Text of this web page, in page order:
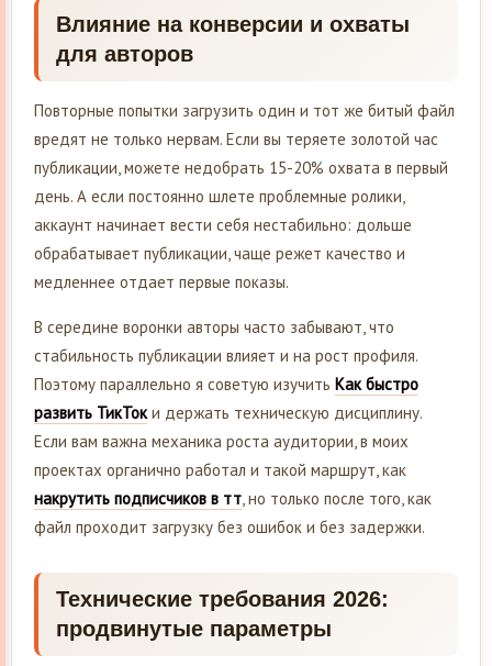
Влияние на конверсии и охваты
для авторов
Повторные попытки загрузить один и тот же битый файл
вредят не только нервам. Если вы теряете золотой час
публикации, можете недобрать 15-20% охвата в первый
день. А если постоянно шлете проблемные ролики,
аккаунт начинает вести себя нестабильно: дольше
обрабатывает публикации, чаще режет качество и
медленнее отдает первые показы.
В середине воронки авторы часто забывают, что
стабильность публикации влияет и на рост профиля.
Поэтому параллельно я советую изучить Как быстро
развить ТикТоки держать техническую дисциплину.
Если вам важна механика роста аудитории, в моих
проектах органично работал и такой маршрут, как
накрутить подписчиков в тт, но только после того, как
файл проходит загрузку без ошибок и без задержки.
Технические требования 2026:
продвинутые параметры